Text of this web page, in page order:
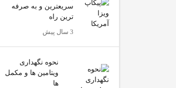
سریعترین و به صرفه
ترین راه
3 سال پیش
نحوه نگهداری
ویتامین ها و مکمل
ها